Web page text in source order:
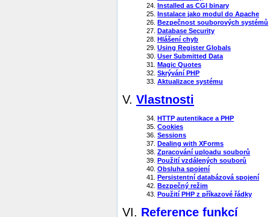
24. Installed as CGI binary
25. Instalace jako modul do Apache
26. Bezpečnost souborových systémů
27. Database Security
28. Hlášení chyb
29. Using Register Globals
30. User Submitted Data
31. Magic Quotes
32. Skrývání PHP
33. Aktualizace systému
V. Vlastnosti
34. HTTP autentikace a PHP
35. Cookies
36. Sessions
37. Dealing with XForms
38. Zpracování uploadu souborů
39. Použití vzdálených souborů
40. Obsluha spojení
41. Persistentní databázová spojení
42. Bezpečný režim
43. Použití PHP z příkazové řádky
VI. Reference funkcí